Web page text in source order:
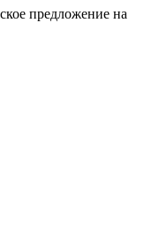
предложение на